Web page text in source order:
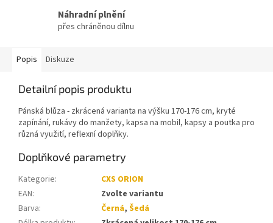
Náhradní plnění
přes chráněnou dílnu
Popis Diskuze
Detailní popis produktu
Pánská blůza - zkrácená varianta na výšku 170-176 cm, kryté
zapínání, rukávy do manžety, kapsa na mobil, kapsy a poutka pro
různá využití, reflexní doplňky.
Doplňkové parametry
Kategorie:
CXS ORION
EAN:
Zvolte variantu
Barva: Černá, Šedá